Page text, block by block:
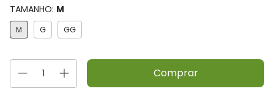
TAMANHO: M
M G GG